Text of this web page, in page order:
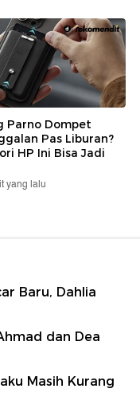
Parno Dompet
Pas Liburan?
HP Ini Bisa Jadi
yang lalu
Baru, Dahlia
dan Dea
Masih Kurang